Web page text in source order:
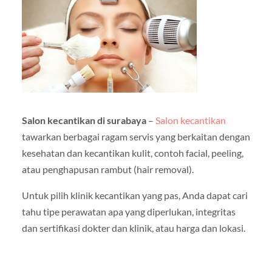
Salon kecantikan di surabaya– Salon kecantikan
tawarkan berbagai ragam servis yang berkaitan dengan
kesehatan dan kecantikan kulit, contoh facial, peeling,
atau penghapusan rambut (hair removal).
Untuk pilih klinik kecantikan yang pas, Anda dapat cari
tahu tipe perawatan apa yang diperlukan, integritas
dan sertifikasi dokter dan klinik, atau harga dan lokasi.